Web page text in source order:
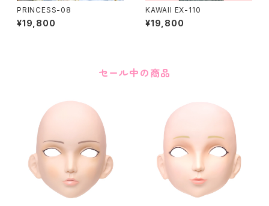
PRINCESS-08
¥19,800
KAWAII EX-110
¥19,800
セール中の商品